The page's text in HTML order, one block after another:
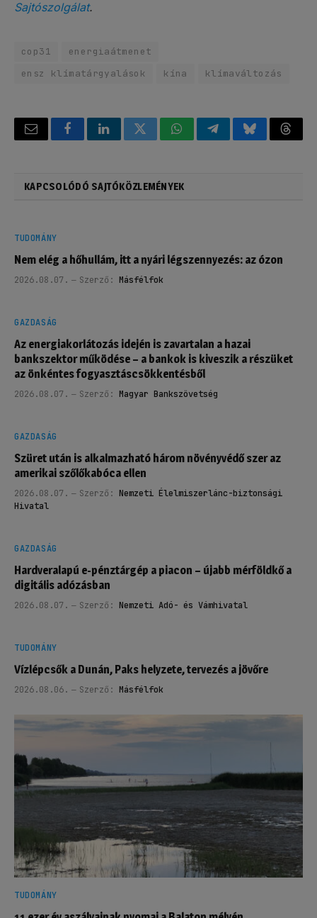
Sajtószolgálat.
cop31
energiaátmenet
ensz klímatárgyalások
kína klímaváltozás
Email FacebookLinkedInTwitterWhatsAppTelegramBluesky
KAPCSOLÓDÓ SAJTÓKÖZLEMÉNYEK
TUDOMÁNY
Nem elég a hőhullám, itt a nyári légszennyezés: az ózon
2026.08.07. Szerző: Másfélfok
GAZDASÁG
Az energiakorlátozás idején is zavartalan a hazai
bankszektor működése – a bankok is kiveszik a részüket
az önkéntes fogyasztáscsökkentésből
2026.08.07. Szerző: Magyar Bankszövetség
GAZDASÁG
Szüret után is alkalmazható három növényvédő szer az
amerikai szőlőkabóca ellen
2026.08.07. Szerző: Nemzeti Élelmiszerlánc-biztonsági
Hivatal
GAZDASÁG
Hardveralapú e-pénztárgép a piacon – újabb mérföldkő a
digitális adózásban
2026.08.07. Szerző: Nemzeti Adó- és Vámhivatal
TUDOMÁNY
Vízlépcsők a Dunán, Paks helyzete, tervezés a jövőre
2026.08.06. Szerző: Másfélfok
TUDOMÁNY